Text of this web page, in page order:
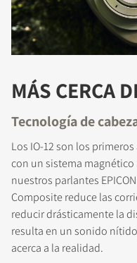
MÁS CERCA
Tecnología de
Los IO-12 son los
con un sistema magnético
nuestros parlantes
Composite reduce las
reducir drásticamente la
resulta en un sonido
acerca a la realidad.